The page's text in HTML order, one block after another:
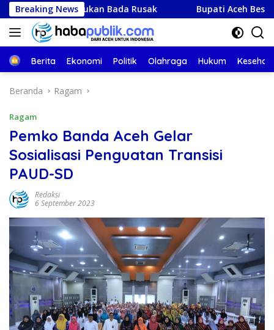
Langsung
ke
konten
Breaking News
Bada Rusak Bupati Aceh Besar Terima Dividen
Beranda
Berita Ekonomi Politik Olahraga Hukum
Beranda Ragam
Ragam
Pemko Banda Aceh Gelar
Sosialisasi Penguatan Transisi
PAUD-SD
Redaksi
6 September 2023